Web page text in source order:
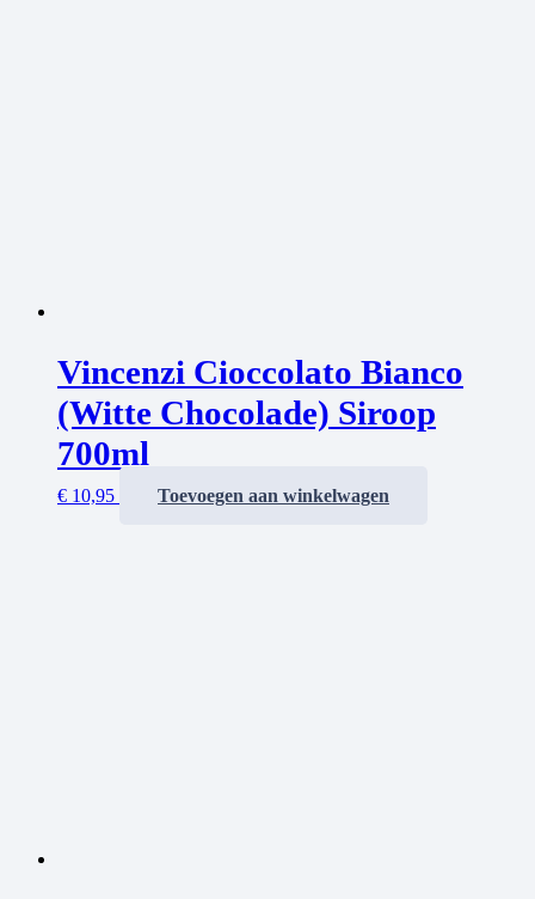
Vincenzi Cioccolato Bianco
(Witte Chocolade) Siroop
700ml
€ 10,95 Toevoegen aan winkelwagen